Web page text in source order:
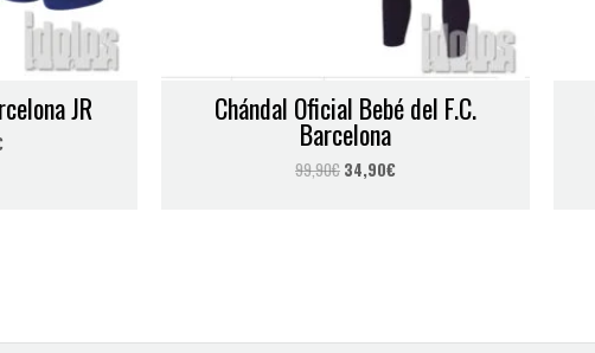
electrónico y web en este navegador para la próxima vez que comente.
JR Chándal Oficial Bebé del F.C.
Barcelona
99,90€ 34,90€